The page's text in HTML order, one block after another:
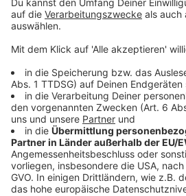
Auch auf der Baustelle des
Vorzeigeprojekts geht es
Münsters zentrales
2018 mit dem polis Award für
Flächenrecycling ausgezeichnet
Hansator wird zum urbanen
für Wohnen, Hotel, Gastronomie
einem Fahrradparkhaus. Die
wird im Südturm des Komplexes
betreiben. Im Erdgeschoss des
REWE-Markt auf rund 730